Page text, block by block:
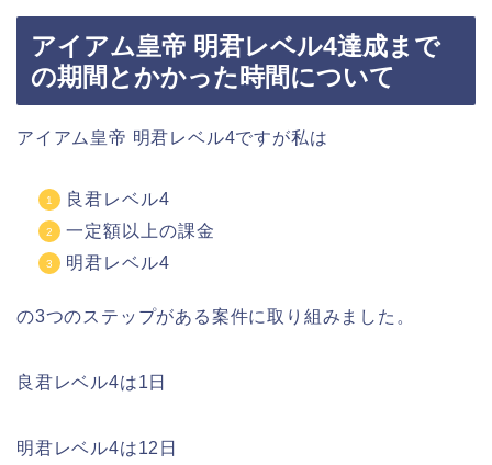
アイアム皇帝 明君レベル4達成まで
の期間とかかった時間について
アイアム皇帝 明君レベル4ですが私は
良君レベル4
一定額以上の課金
明君レベル4
の3つのステップがある案件に取り組みました。
良君レベル4は1日
明君レベル4は12日